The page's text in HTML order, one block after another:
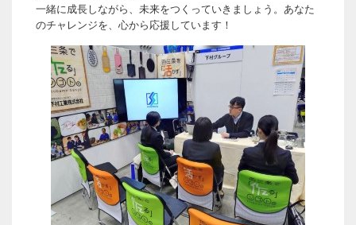
一緒に成長しながら、未来をつくっていきましょう。あなた
のチャレンジを、心から応援しています！